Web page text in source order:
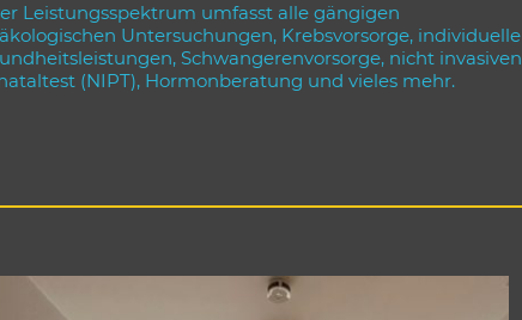
Leistungsspektrum umfasst alle gängigen
Untersuchungen, Krebsvorsorge, individuelle
Schwangerenvorsorge, nicht invasiven
(NIPT), Hormonberatung und vieles mehr.